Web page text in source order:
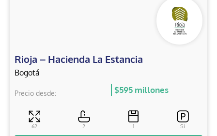
Rioja – Hacienda La Estancia
Bogotá
Precio desde: $595 millones
62 2 1 Si